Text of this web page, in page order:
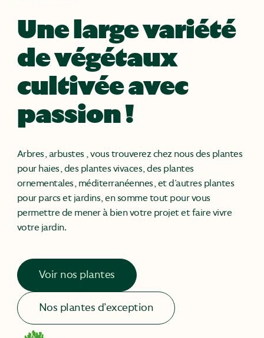
Une large variété
de végétaux
cultivée avec
passion !
Arbres, arbustes , vous trouverez chez nous des plantes
pour haies, des plantes vivaces, des plantes
ornementales, méditerranéennes, et d’autres plantes
pour parcs et jardins, en somme tout pour vous
permettre de mener à bien votre projet et faire vivre
votre jardin.
Voir nos plantes
Nos plantes d’exception